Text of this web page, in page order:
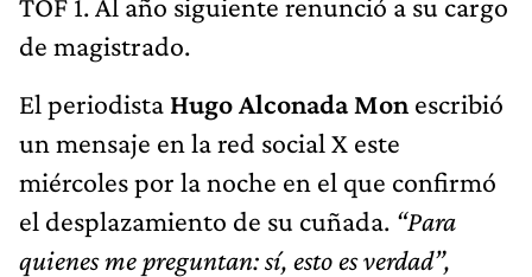
de magistrado.
El periodista Hugo Alconada Mon escribió
un mensaje en la red social X este
miércoles por la noche en el que confirmó
el desplazamiento de su cuñada. “Para
quienes me preguntan: sí, esto es verdad”,